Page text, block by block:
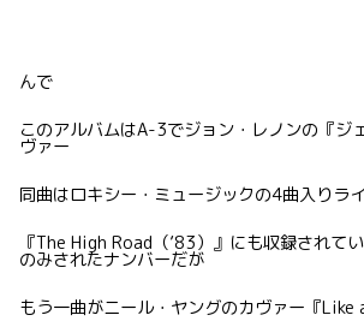
んで
このアルバムはA-3でジョン・レノンの『ジ
ヴァー
同曲はロキシー・ミュージックの4曲入りラ
『The High Road（’83）』にも収録されて
のみされたナンバーだが
もう一曲がニール・ヤングのカヴァー『Like